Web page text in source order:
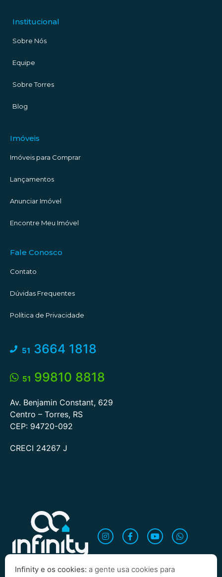
Institucional
Sobre Nós
Equipe
Sobre Torres
Blog
Imóveis
Imóveis para Comprar
Lançamentos
Anunciar Imóvel
Encontre Meu Imóvel
Fale Conosco
Contato
Dúvidas Frequentes
Política de Privacidade
51 3664 1818
51 99810 8818
Av. Benjamin Constant, 629
Centro – Torres, RS
CEP: 94720-092
CRECI 24267 J
Infinity e os cookies: a gente usa cookies para